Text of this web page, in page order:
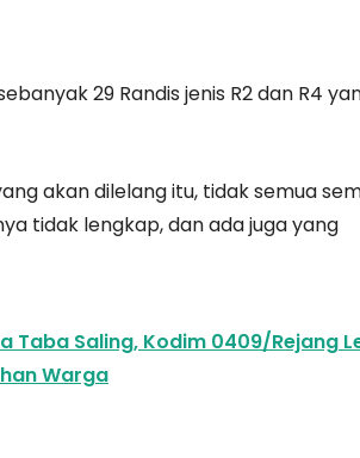
29 Randis jenis R2 dan R4
akan dilelang itu, tidak semua
tidak lengkap, dan ada juga yang
Taba Saling, Kodim 0409/Rejang
Warga